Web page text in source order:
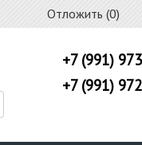
Отложить (0)
+7 (991)
+7 (991)